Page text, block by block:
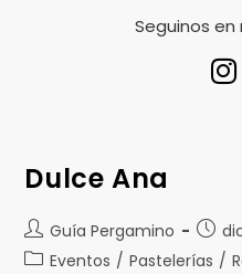
Seguinos en
Dulce Ana
Guía Pergamino
Eventos / Pastelerías /